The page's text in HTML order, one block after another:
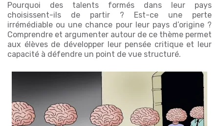
Pourquoi des talents formés dans leur pays
choisissent-ils de partir ? Est-ce une perte
irrémédiable ou une chance pour leur pays d’origine ?
Comprendre et argumenter autour de ce thème permet
aux élèves de développer leur pensée critique et leur
capacité à défendre un point de vue structuré.